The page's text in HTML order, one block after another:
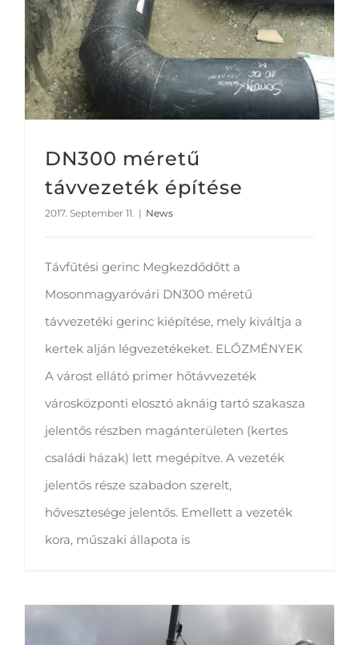
DN300 méretű
távvezeték építése
2017. September 11. | News
Távfűtési gerinc Megkezdődőtt a
Mosonmagyaróvári DN300 méretű
távvezetéki gerinc kiépítése, mely kiváltja a
kertek alján légvezetékeket. ELŐZMÉNYEK
A várost ellátó primer hőtávvezeték
városközponti elosztó aknáig tartó szakasza
jelentős részben magánterületen (kertes
családi házak) lett megépítve. A vezeték
jelentős része szabadon szerelt,
hővesztesége jelentős. Emellett a vezeték
kora, műszaki állapota is